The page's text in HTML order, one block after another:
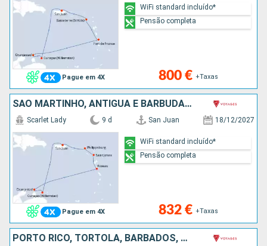
Pague em 4X 800 € +Taxas
WiFi standard incluído*
Pensão completa
SÃO MARTINHO, ANTÍGUA E BARBUDA, DOMINICA, ARUBA, PORTO RICO
Pague em 4X
Scarlet Lady 9 d San Juan 18/12/2027
832 € +Taxas
WiFi standard incluído*
Pensão completa
PORTO RICO, TORTOLA, BARBADOS, SANTA LÚCIA, ANTÍGUA E BARBUDA, SÃO MARTINHO